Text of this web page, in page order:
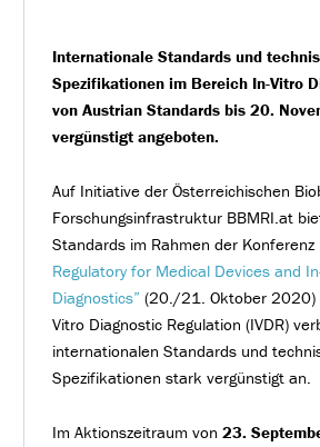
Internationale Standards und
Spezifikationen im Bereich In-Vitro
von Austrian Standards bis 20.
vergünstigt angeboten.
Auf Initiative der Österreichischen
Forschungsinfrastruktur BBMRI.at
Standards im Rahmen der Konferenz
Regulatory for Medical Devices and
Diagnostics” (20./21. Oktober 2020)
Vitro Diagnostic Regulation (IVDR)
internationalen Standards und
Spezifikationen stark vergünstigt an.
Im Aktionszeitraum von 23.